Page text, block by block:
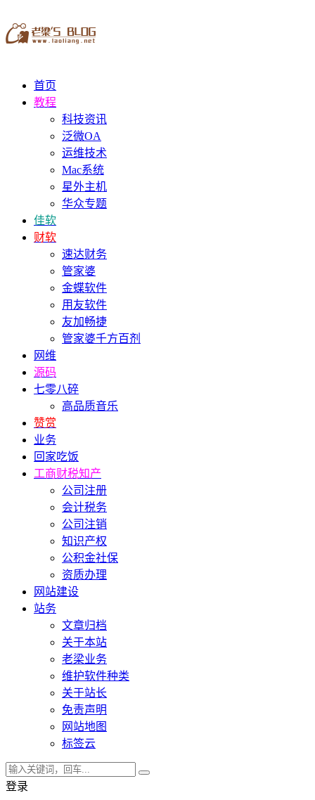
首页
教程
科技资讯
泛微OA
运维技术
Mac系统
星外主机
华众专题
佳软
财软
速达财务
管家婆
金蝶软件
用友软件
友加畅捷
管家婆千方百剂
网维
源码
七零八碎
高品质音乐
赞赏
业务
回家吃饭
工商财税知产
公司注册
会计税务
公司注销
知识产权
公积金社保
资质办理
网站建设
站务
文章归档
关于本站
老梁业务
维护软件种类
关于站长
免责声明
网站地图
标签云
登录